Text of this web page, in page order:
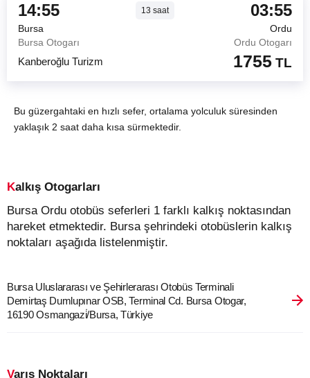
14:55 13 saat 03:55
Bursa
Ordu
Bursa Otogarı
Ordu Otogarı
Kanberoğlu Turizm 1755 TL
Bu güzergahtaki en hızlı sefer, ortalama yolculuk süresinden
yaklaşık 2 saat daha kısa sürmektedir.
Kalkış Otogarları
Bursa Ordu otobüs seferleri 1 farklı kalkış noktasından
hareket etmektedir. Bursa şehrindeki otobüslerin kalkış
noktaları aşağıda listelenmiştir.
Bursa Uluslararası ve Şehirlerarası Otobüs Terminali
Demirtaş Dumlupınar OSB, Terminal Cd. Bursa Otogar,
16190 Osmangazi̇/Bursa, Türkiye
Varış Noktaları